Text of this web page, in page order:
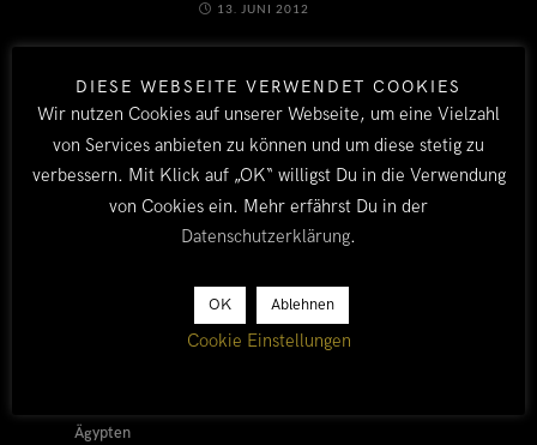
13. JUNI 2012
Ägypten
DIESE WEBSEITE VERWENDET COOKIES
Wir nutzen Cookies auf unserer Webseite, um eine Vielzahl
von Services anbieten zu können und um diese stetig zu
verbessern. Mit Klick auf „OK“ willigst Du in die Verwendung
von Cookies ein. Mehr erfährst Du in der
Datenschutzerklärung.
OK Ablehnen
Cookie Einstellungen